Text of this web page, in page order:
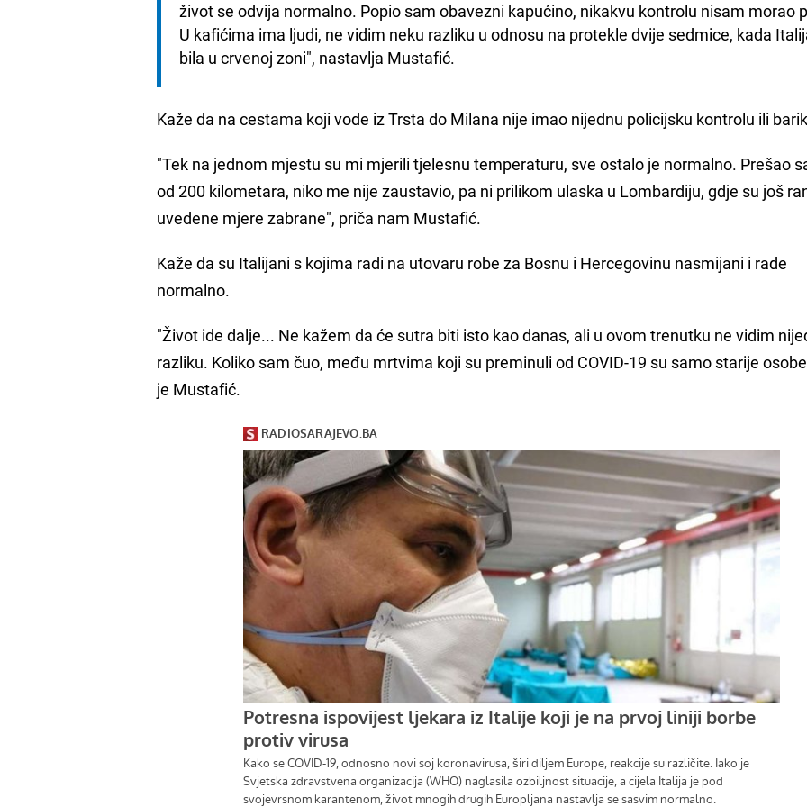
život se odvija normalno. Popio sam obavezni kapućino, nikakvu kontrolu nisam morao
U kafićima ima ljudi, ne vidim neku razliku u odnosu na protekle dvije sedmice, kada
bila u crvenoj zoni", nastavlja Mustafić.
Kaže da na cestama koji vode iz Trsta do Milana nije imao nijednu policijsku kontrolu ili
"Tek na jednom mjestu su mi mjerili tjelesnu temperaturu, sve ostalo je normalno. Prešao
od 200 kilometara, niko me nije zaustavio, pa ni prilikom ulaska u Lombardiju, gdje su još
uvedene mjere zabrane", priča nam Mustafić.
Kaže da su Italijani s kojima radi na utovaru robe za Bosnu i Hercegovinu nasmijani i rade
normalno.
"Život ide dalje... Ne kažem da će sutra biti isto kao danas, ali u ovom trenutku ne vidim
razliku. Koliko sam čuo, među mrtvima koji su preminuli od COVID-19 su samo starije
je Mustafić.